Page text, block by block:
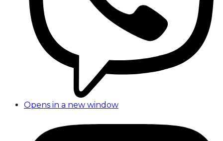
Opens in a new window